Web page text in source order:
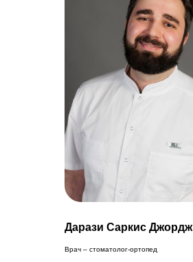
Дарази Саркис Джордж
Врач – стоматолог-ортопед